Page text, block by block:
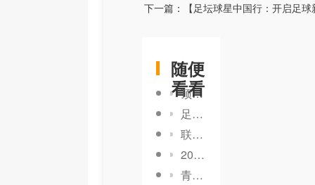
下一篇：
【足坛球星中国行：开启足
随便
看看
顶级门将技术要求：打造不败的“守门神器”
足坛友谊赛轮换：变革中的战略智慧与实战技巧
联赛外援限制影响深度剖析：背后的真相与应对策略
2026年必懂：强制买断条款触发条件全面解析
青训球员职业挫折：从跌倒到再起的实战指南